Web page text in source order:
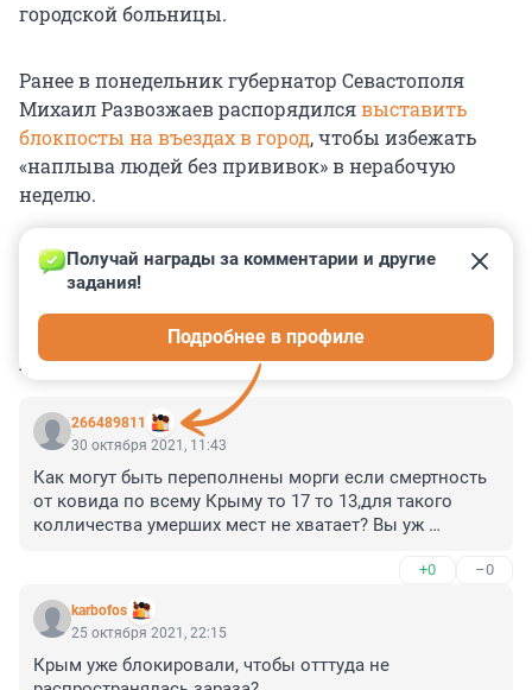
городской больницы.
Ранее в понедельник губернатор Севастополя
Михаил Развозжаев распорядилсявыставить
блокпосты на въездах в город, чтобы избежать
«наплыва людей без прививок» в нерабочую
неделю.
КОММЕНТАРИИ 31
266489811
Получай награды за комментарии и другие
задания!
Подробнее в профиле
30 октября 2021, 11:43
Как могут быть переполнены морги если смертность
от ковида по всему Крыму то 17 то 13,для такого
колличества умерших мест не хватает? Вы уж
смертей дальше либо не поднимайте больше эту тему!
Ато получается только в одной больнице за сутки
умирает 8 человек от ковида,а по Крыму 13 человек
всего. Интересно конечно получается,говорят
ковид,мотают в пакет,а по заключению то пневмония
+0 –0
karbofos
25 октября 2021, 22:15
Крым уже блокировали, чтобы отттуда не